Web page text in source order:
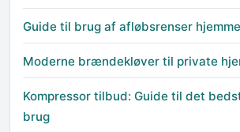
Guide til brug af afløbsrenser hjemme
Moderne brændekløver til private
Kompressor tilbud: Guide til det
brug